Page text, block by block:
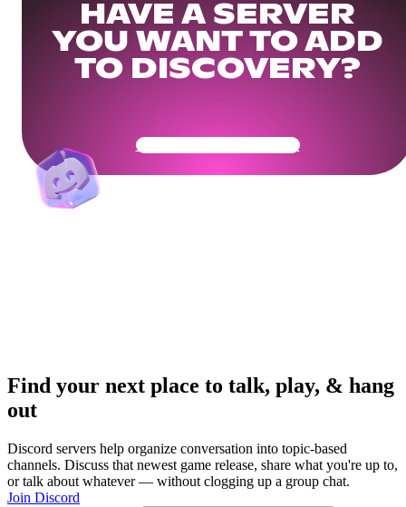
HAVE A SERVER
YOU WANT TO ADD
TO DISCOVERY?
Get Your Community Ready
Find your next place to talk, play, & hang
out
Discord servers help organize conversation into topic-based
channels. Discuss that newest game release, share what you're up to,
or talk about whatever — without clogging up a group chat.
Join Discord